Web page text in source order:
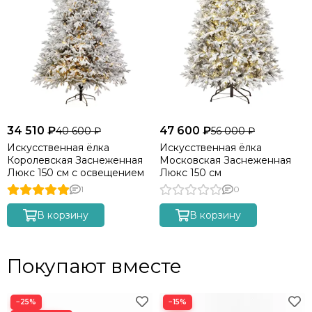
230 шт
Теплый белый свет(2200–2700K) — мягкое, уютное
свечение, как от классических ламп накаливания.
Нет мерцания
— только ровный, спокойный свет
34 510 ₽40 600 ₽
Искусственная ёлка
Королевская Заснеженная
Люкс 150 см с освещением
1
В корзину
47 600 ₽56 000 ₽
Искусственная ёлка
Московская Заснеженная
Люкс 150 см
0
В корзину
Покупают вместе
−25% −15%